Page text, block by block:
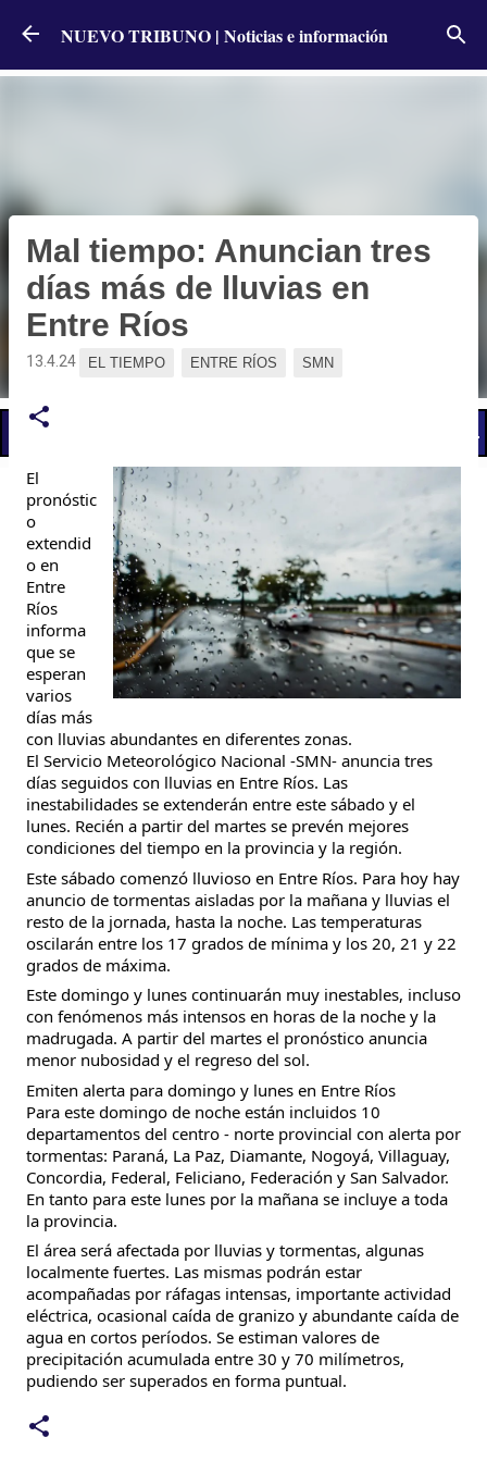
Ir al contenido principal
NUEVO TRIBUNO | Noticias e información
📢 LO ÚLTIMO
Mal tiempo: Anuncian tres
días más de lluvias en
Entre Ríos
13.4.24 EL TIEMPO ENTRE RÍOS SMN
El
pronóstic
o
extendid
o en
Entre
Ríos
informa
que se
esperan
varios
días más
con lluvias abundantes en diferentes zonas.
El Servicio Meteorológico Nacional -SMN- anuncia tres
días seguidos con lluvias en Entre Ríos. Las
inestabilidades se extenderán entre este sábado y el
lunes. Recién a partir del martes se prevén mejores
condiciones del tiempo en la provincia y la región.
Este sábado comenzó lluvioso en Entre Ríos. Para hoy hay
anuncio de tormentas aisladas por la mañana y lluvias el
resto de la jornada, hasta la noche. Las temperaturas
oscilarán entre los 17 grados de mínima y los 20, 21 y 22
grados de máxima.
Este domingo y lunes continuarán muy inestables, incluso
con fenómenos más intensos en horas de la noche y la
madrugada. A partir del martes el pronóstico anuncia
menor nubosidad y el regreso del sol.
Emiten alerta para domingo y lunes en Entre Ríos
Para este domingo de noche están incluidos 10
departamentos del centro - norte provincial con alerta por
tormentas: Paraná, La Paz, Diamante, Nogoyá, Villaguay,
Concordia, Federal, Feliciano, Federación y San Salvador.
En tanto para este lunes por la mañana se incluye a toda
la provincia.
El área será afectada por lluvias y tormentas, algunas
localmente fuertes. Las mismas podrán estar
acompañadas por ráfagas intensas, importante actividad
eléctrica, ocasional caída de granizo y abundante caída de
agua en cortos períodos. Se estiman valores de
precipitación acumulada entre 30 y 70 milímetros,
pudiendo ser superados en forma puntual.